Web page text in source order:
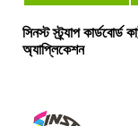
সিনস্ট স্ট্র্যাপ কার্ডবোর্ড
অ্যাপ্লিকেশন